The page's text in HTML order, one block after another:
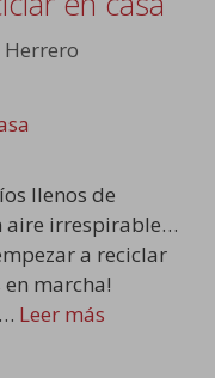
llenos de
aire irrespirable…
a reciclar
en marcha!
Leer más